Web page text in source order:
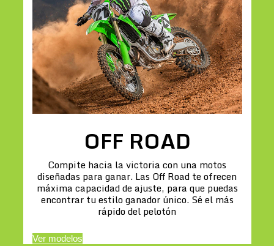
OFF ROAD
Compite hacia la victoria con una motos
diseñadas para ganar. Las Off Road te ofrecen
máxima capacidad de ajuste, para que puedas
encontrar tu estilo ganador único. Sé el más
rápido del pelotón
Ver modelos